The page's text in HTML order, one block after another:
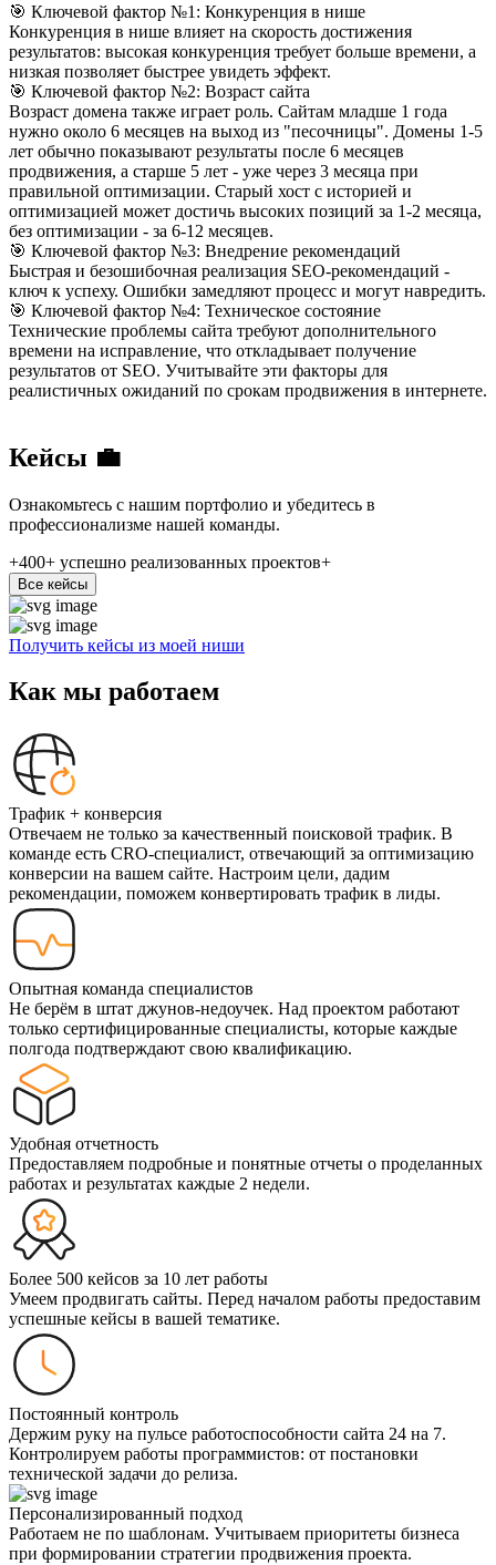
🎯 Ключевой фактор №1: Конкуренция в нише
Конкуренция в нише влияет на скорость достижения
результатов: высокая конкуренция требует больше времени, а
низкая позволяет быстрее увидеть эффект.
🎯 Ключевой фактор №2: Возраст сайта
Возраст домена также играет роль. Сайтам младше 1 года
нужно около 6 месяцев на выход из "песочницы". Домены 1-5
лет обычно показывают результаты после 6 месяцев
продвижения, а старше 5 лет - уже через 3 месяца при
правильной оптимизации. Старый хост с историей и
оптимизацией может достичь высоких позиций за 1-2 месяца,
без оптимизации - за 6-12 месяцев.
🎯 Ключевой фактор №3: Внедрение рекомендаций
Быстрая и безошибочная реализация SEO-рекомендаций -
ключ к успеху. Ошибки замедляют процесс и могут навредить.
🎯 Ключевой фактор №4: Техническое состояние
Технические проблемы сайта требуют дополнительного
времени на исправление, что откладывает получение
результатов от SEO. Учитывайте эти факторы для
реалистичных ожиданий по срокам продвижения в интернете.
Кейсы 💼
Ознакомьтесь с нашим портфолио и убедитесь в
профессионализме нашей команды.
+400+ успешно реализованных проектов+
Все кейсы
Получить кейсы из моей ниши
Как мы работаем
Трафик + конверсия
Отвечаем не только за качественный поисковой трафик. В
команде есть CRO-специалист, отвечающий за оптимизацию
конверсии на вашем сайте. Настроим цели, дадим
рекомендации, поможем конвертировать трафик в лиды.
Опытная команда специалистов
Не берём в штат джунов-недоучек. Над проектом работают
только сертифицированные специалисты, которые каждые
полгода подтверждают свою квалификацию.
Удобная отчетность
Предоставляем подробные и понятные отчеты о проделанных
работах и результатах каждые 2 недели.
Более 500 кейсов за 10 лет работы
Умеем продвигать сайты. Перед началом работы предоставим
успешные кейсы в вашей тематике.
Постоянный контроль
Держим руку на пульсе работоспособности сайта 24 на 7.
Контролируем работы программистов: от постановки
технической задачи до релиза.
Персонализированный подход
Работаем не по шаблонам. Учитываем приоритеты бизнеса
при формировании стратегии продвижения проекта.